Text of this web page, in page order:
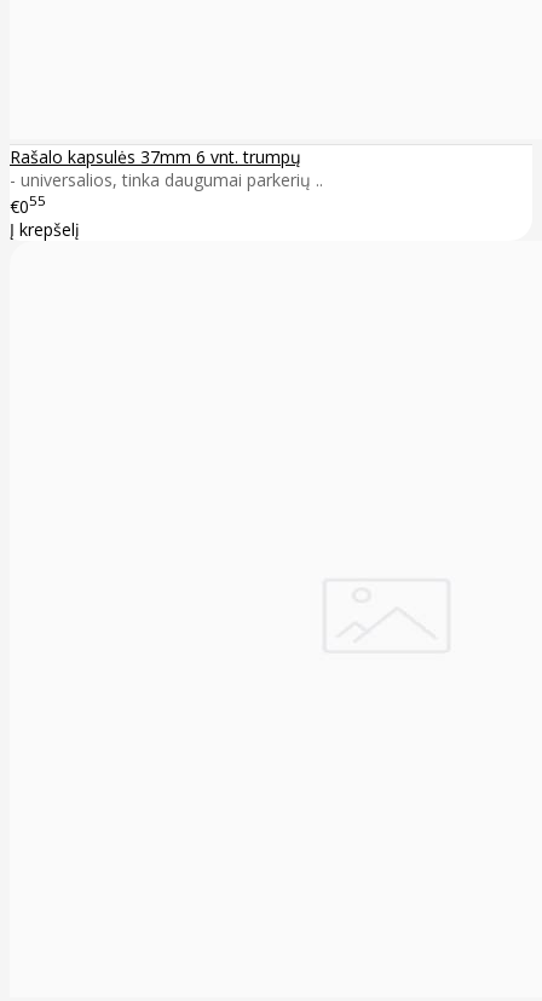
Rašalo kapsulės 37mm 6 vnt. trumpų
- universalios, tinka daugumai parkerių ..
€055
Į krepšelį